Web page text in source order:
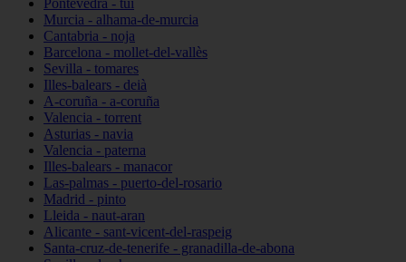
Pontevedra - tui
Murcia - alhama-de-murcia
Cantabria - noja
Barcelona - mollet-del-vallès
Sevilla - tomares
Illes-balears - deià
A-coruña - a-coruña
Valencia - torrent
Asturias - navia
Valencia - paterna
Illes-balears - manacor
Las-palmas - puerto-del-rosario
Madrid - pinto
Lleida - naut-aran
Alicante - sant-vicent-del-raspeig
Santa-cruz-de-tenerife - granadilla-de-abona